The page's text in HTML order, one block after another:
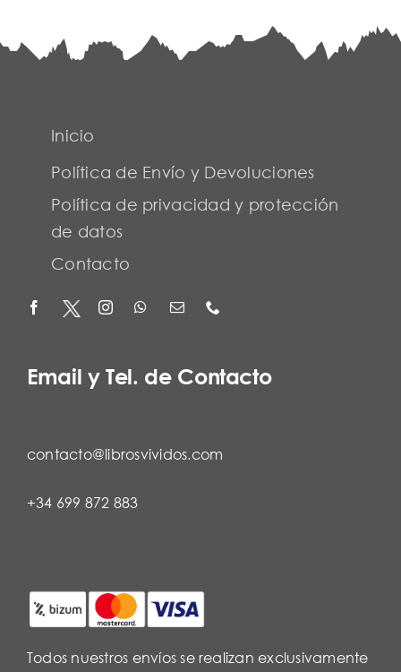
Inicio
Política de Envío y Devoluciones
Política de privacidad y protección
de datos
Contacto
Email y Tel. de Contacto
contacto@librosvividos.com
+34 699 872 883
Todos nuestros envíos se realizan exclusivamente